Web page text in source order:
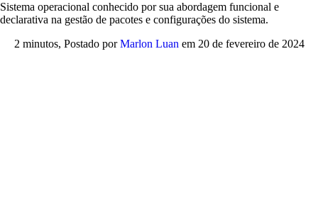
Sistema operacional conhecido por sua abordagem funcional e
declarativa na gestão de pacotes e configurações do sistema.
2 minutos, Postado porMarlon Luan em 20 de fevereiro de 2024